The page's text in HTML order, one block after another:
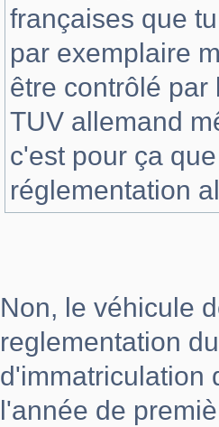
françaises que
par exemplaire
être contrôlé par
TUV allemand
c'est pour ça
réglementation
Non, le véhicule
reglementation
d'immatriculation
l'année de